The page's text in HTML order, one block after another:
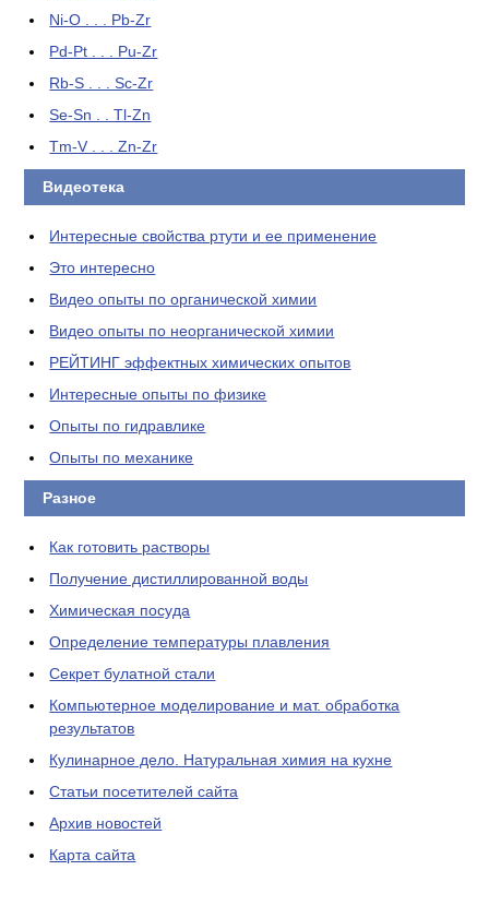
Ni-O . . . Pb-Zr
Pd-Pt . . . Pu-Zr
Rb-S . . . Sc-Zr
Se-Sn . . Tl-Zn
Tm-V . . . Zn-Zr
Видеотека
Интересные свойства ртути и ее применение
Это интересно
Видео опыты по органической химии
Видео опыты по неорганической химии
РЕЙТИНГ эффектных химических опытов
Интересные опыты по физике
Опыты по гидравлике
Опыты по механике
Разное
Как готовить растворы
Получение дистиллированной воды
Химическая посуда
Определение температуры плавления
Секрет булатной стали
Компьютерное моделирование и мат. обработка
результатов
Кулинарное дело. Натуральная химия на кухне
Статьи посетителей сайта
Архив новостей
Карта сайта